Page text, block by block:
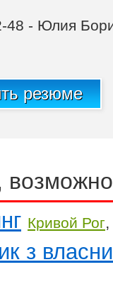
48 - Юлия
резюме
Кривой Рог,
з